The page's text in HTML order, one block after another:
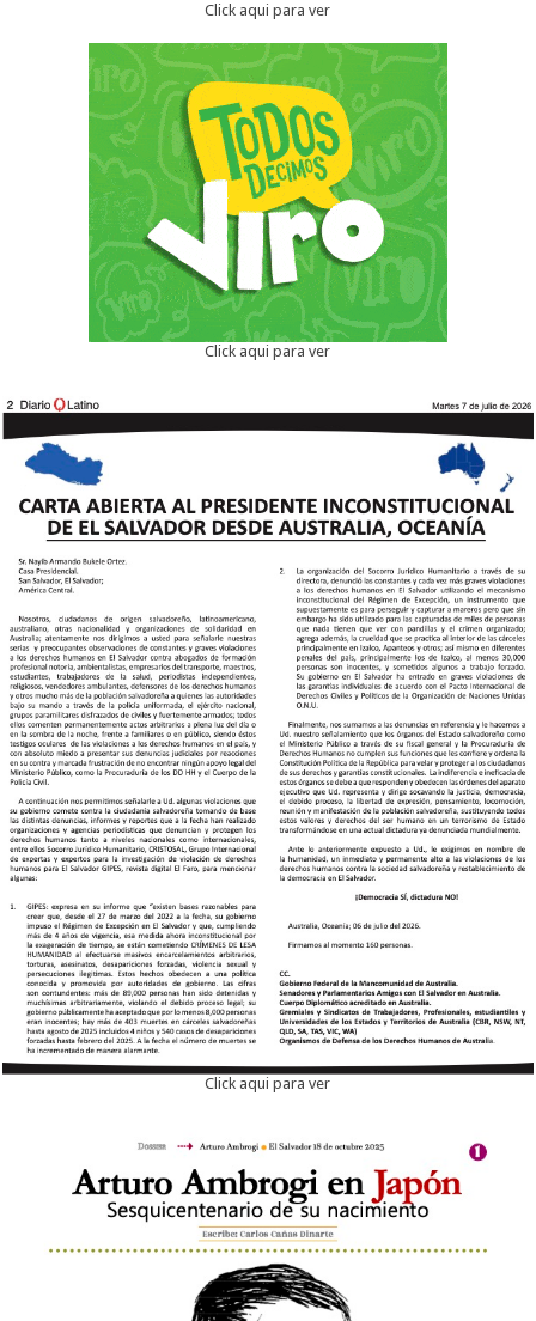
Click aqui para ver
Click aqui para ver
Click aqui para ver